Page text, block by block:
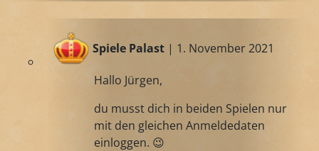
Spiele Palast | 1. November 2021
Hallo Jürgen,
du musst dich in beiden Spielen nur
mit den gleichen Anmeldedaten
einloggen. 😉